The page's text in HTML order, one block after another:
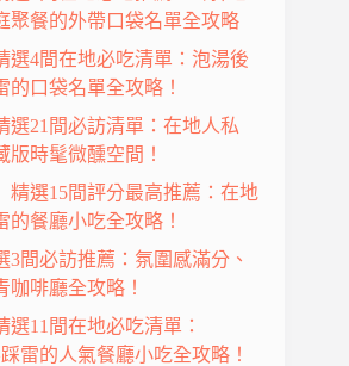
聚餐的外帶口袋名單全攻略
選4間在地必吃清單：泡湯後
的口袋名單全攻略！
選21間必訪清單：在地人私
時髦微醺空間！
精選15間評分最高推薦：在地
餐廳小吃全攻略！
3間必訪推薦：氛圍感滿分、
咖啡廳全攻略！
選11間在地必吃清單：
雷的人氣餐廳小吃全攻略！